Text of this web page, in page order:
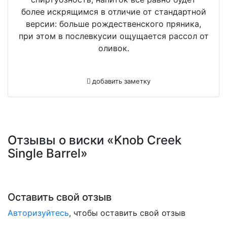
более искрящимся в отличие от стандартной
версии: больше рождественского пряника,
при этом в послевкусии ощущается рассол от
оливок.
добавить заметку
Отзывы о виски «Knob Creek
Single Barrel»
Оставить свой отзыв
Авторизуйтесь, чтобы оставить свой отзыв